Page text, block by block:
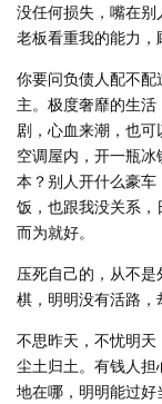
没任何损失，嘴在别
老板看重我的能力，
你要问负债人配不
主。极度奢靡的生
剧，心血来潮，也
空调屋内，开一瓶
本？别人开什么豪
饭，也跟我没关系
而为就好。
压死自己的，从不
棋，明明没有活路，
不思昨天，不忧明
尘土归土。有钱人
地在哪，明明能过